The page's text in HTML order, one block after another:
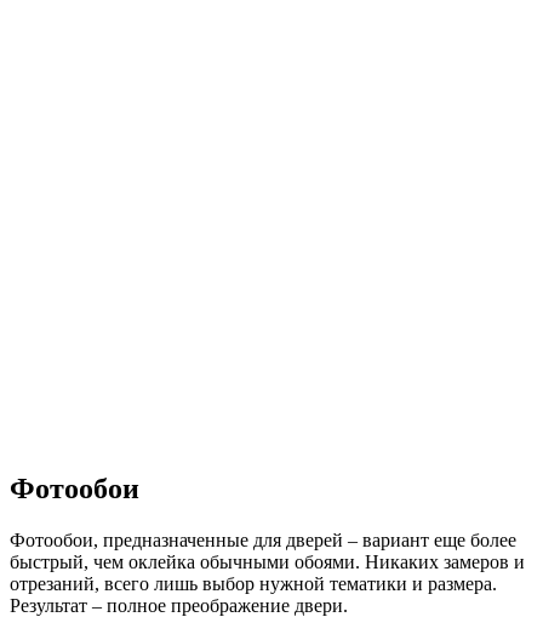
Фотообои
Фотообои, предназначенные для дверей – вариант еще более
быстрый, чем оклейка обычными обоями. Никаких замеров и
отрезаний, всего лишь выбор нужной тематики и размера.
Результат – полное преображение двери.